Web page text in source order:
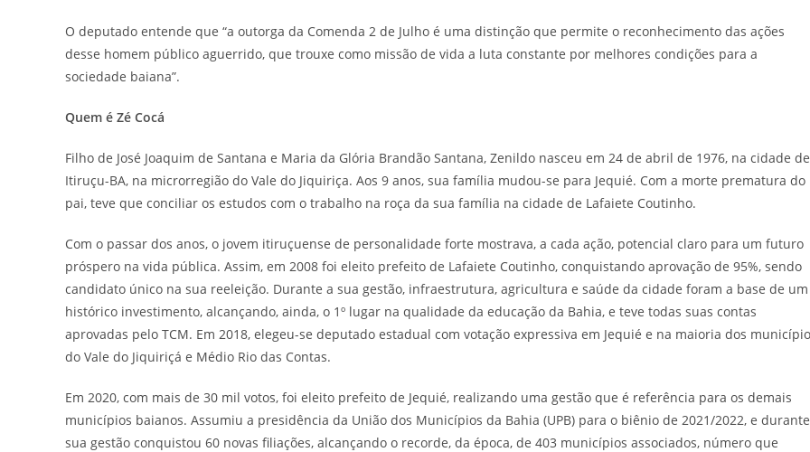
O deputado entende que “a outorga da Comenda 2 de Julho é uma distinção que permite o reconhecimento das ações
desse homem público aguerrido, que trouxe como missão de vida a luta constante por melhores condições para a
sociedade baiana”.
Quem é Zé Cocá
Filho de José Joaquim de Santana e Maria da Glória Brandão Santana, Zenildo nasceu em 24 de abril de 1976, na cidade de
Itiruçu-BA, na microrregião do Vale do Jiquiriça. Aos 9 anos, sua família mudou-se para Jequié. Com a morte prematura do
pai, teve que conciliar os estudos com o trabalho na roça da sua família na cidade de Lafaiete Coutinho.
Com o passar dos anos, o jovem itiruçuense de personalidade forte mostrava, a cada ação, potencial claro para um futuro
próspero na vida pública. Assim, em 2008 foi eleito prefeito de Lafaiete Coutinho, conquistando aprovação de 95%, sendo
candidato único na sua reeleição. Durante a sua gestão, infraestrutura, agricultura e saúde da cidade foram a base de um
histórico investimento, alcançando, ainda, o 1º lugar na qualidade da educação da Bahia, e teve todas suas contas
aprovadas pelo TCM. Em 2018, elegeu-se deputado estadual com votação expressiva em Jequié e na maioria dos
do Vale do Jiquiriçá e Médio Rio das Contas.
Em 2020, com mais de 30 mil votos, foi eleito prefeito de Jequié, realizando uma gestão que é referência para os demais
municípios baianos. Assumiu a presidência da União dos Municípios da Bahia (UPB) para o biênio de 2021/2022, e durante
sua gestão conquistou 60 novas filiações, alcançando o recorde, da época, de 403 municípios associados, número que